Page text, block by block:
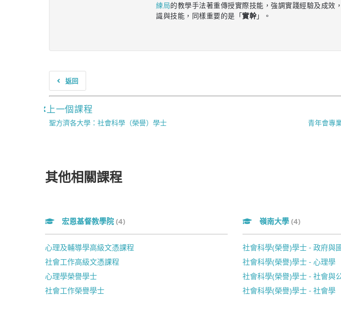
練局的教學手法著重傳授實際技能，強調實踐經驗及成效
識與技能，同樣重要的是「實幹」。
返回
上一個課程
聖方濟各大學：社會科學（榮譽）學士 青年會專
其他相關課程
宏恩基督教學院 (4)
心理及輔導學高級文憑課程
社會工作高級文憑課程
心理學榮譽學士
社會工作榮譽學士
嶺南大學 (4)
社會科學(榮譽)學士 - 政府與
社會科學(榮譽)學士 - 心理學
社會科學(榮譽)學士 - 社會與
社會科學(榮譽)學士 - 社會學